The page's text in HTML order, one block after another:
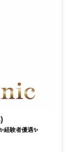
経験者優遇✨